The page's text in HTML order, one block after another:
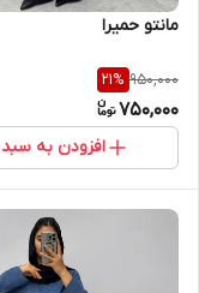
مانتو حمیرا
950,000
21%
750,000
افزودن به سبد